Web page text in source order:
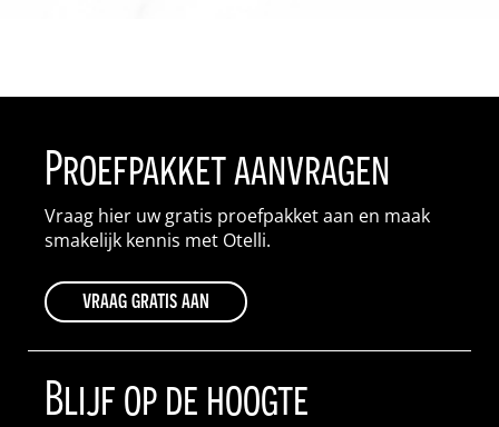
Proefpakket aanvragen
Vraag hier uw gratis proefpakket aan en maak
smakelijk kennis met Otelli.
vraag gratis aan
Blijf op de hoogte